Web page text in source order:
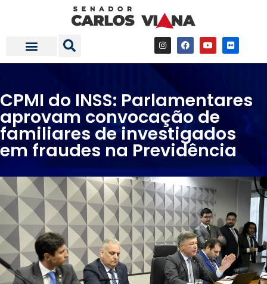
CPMI do INSS: Parlamentares
aprovam convocação de
familiares de investigados
em fraudes na Previdência